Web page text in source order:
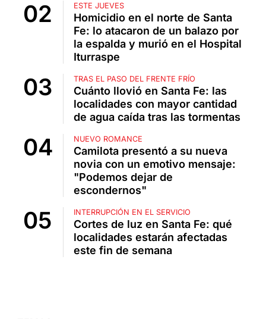
ESTE JUEVES
Homicidio en el norte de Santa
Fe: lo atacaron de un balazo por
la espalda y murió en el Hospital
Iturraspe
TRAS EL PASO DEL FRENTE FRÍO
Cuánto llovió en Santa Fe: las
localidades con mayor cantidad
de agua caída tras las tormentas
NUEVO ROMANCE
Camilota presentó a su nueva
novia con un emotivo mensaje:
"Podemos dejar de
escondernos"
INTERRUPCIÓN EN EL SERVICIO
Cortes de luz en Santa Fe: qué
localidades estarán afectadas
este fin de semana